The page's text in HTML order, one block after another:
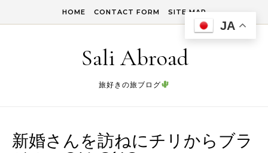
HOME CONTACT FORM SITE MAP
Sali Abroad
旅好きの旅ブログ
新婚さんを訪ねにチリからブラ
JA